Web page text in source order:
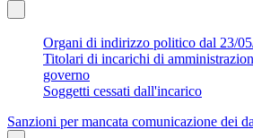
Organi di indirizzo politico dal 23/
Titolari di incarichi di
governo
Soggetti cessati dall'incarico
Sanzioni per mancata comunicazione dei